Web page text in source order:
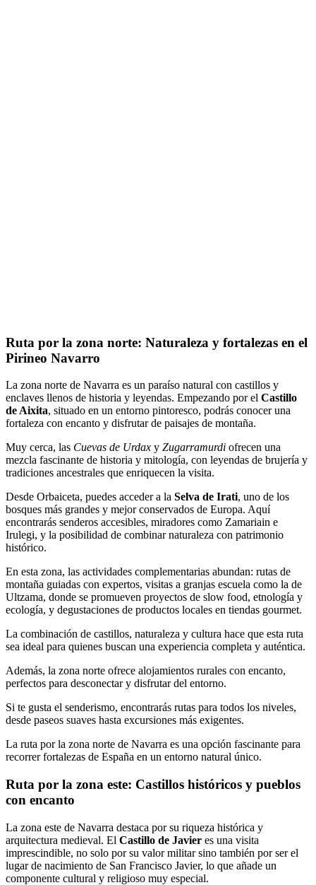
Ruta por la zona norte: Naturaleza y fortalezas en el
Pirineo Navarro
La zona norte de Navarra es un paraíso natural con castillos y
enclaves llenos de historia y leyendas. Empezando por el Castillo
de Aixita, situado en un entorno pintoresco, podrás conocer una
fortaleza con encanto y disfrutar de paisajes de montaña.
Muy cerca, las Cuevas de Urdax y Zugarramurdi ofrecen una
mezcla fascinante de historia y mitología, con leyendas de brujería y
tradiciones ancestrales que enriquecen la visita.
Desde Orbaiceta, puedes acceder a la Selva de Irati, uno de los
bosques más grandes y mejor conservados de Europa. Aquí
encontrarás senderos accesibles, miradores como Zamariain e
Irulegi, y la posibilidad de combinar naturaleza con patrimonio
histórico.
En esta zona, las actividades complementarias abundan: rutas de
montaña guiadas con expertos, visitas a granjas escuela como la de
Ultzama, donde se promueven proyectos de slow food, etnología y
ecología, y degustaciones de productos locales en tiendas gourmet.
La combinación de castillos, naturaleza y cultura hace que esta ruta
sea ideal para quienes buscan una experiencia completa y auténtica.
Además, la zona norte ofrece alojamientos rurales con encanto,
perfectos para desconectar y disfrutar del entorno.
Si te gusta el senderismo, encontrarás rutas para todos los niveles,
desde paseos suaves hasta excursiones más exigentes.
La ruta por la zona norte de Navarra es una opción fascinante para
recorrer fortalezas de España en un entorno natural único.
Ruta por la zona este: Castillos históricos y pueblos
con encanto
La zona este de Navarra destaca por su riqueza histórica y
arquitectura medieval. El Castillo de Javier es una visita
imprescindible, no solo por su valor militar sino también por ser el
lugar de nacimiento de San Francisco Javier, lo que añade un
componente cultural y religioso muy especial.